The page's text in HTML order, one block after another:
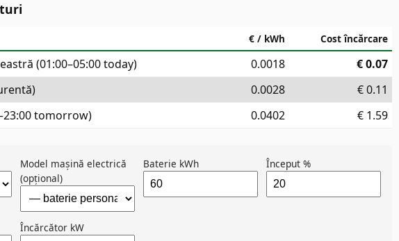
€ / kWh Cost încărcare
(01:00–05:00 today) 0.0018 €0.07
0.0028 €0.11
tomorrow)
0.0402 € 1.59
Model mașină electrică
(opțional)
Baterie kWh Început %
Încărcător kW